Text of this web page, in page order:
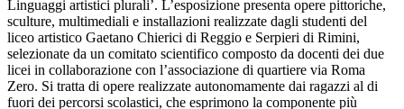
Linguaggi artistici plurali’. L’esposizione presenta opere pittoriche,
sculture, multimediali e installazioni realizzate dagli studenti del
liceo artistico Gaetano Chierici di Reggio e Serpieri di Rimini,
selezionate da un comitato scientifico composto da docenti dei due
licei in collaborazione con l’associazione di quartiere via Roma
Zero. Si tratta di opere realizzate autonomamente dai ragazzi al di
fuori dei percorsi scolastici, che esprimono la componente più